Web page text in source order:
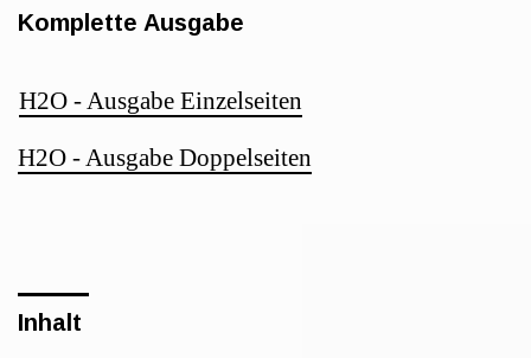
Komplette Ausgabe
H2O - Ausgabe Einzelseiten
H2O - Ausgabe Doppelseiten
Inhalt